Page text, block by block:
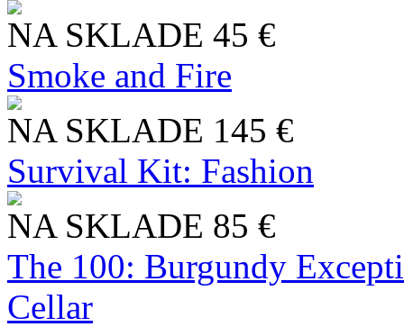
NA SKLADE 45 €
Smoke and Fire
NA SKLADE 145 €
Survival Kit: Fashion
NA SKLADE 85 €
The 100: Burgundy
Cellar